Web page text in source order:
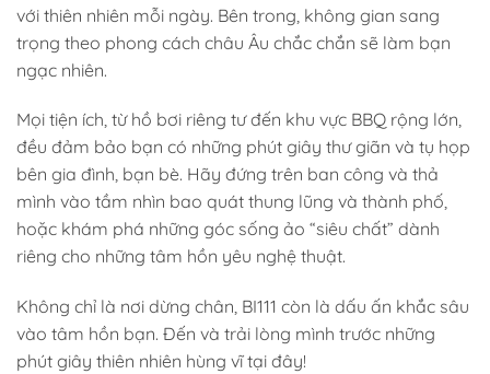
với thiên nhiên mỗi ngày. Bên trong, không gian sang
trọng theo phong cách châu Âu chắc chắn sẽ làm bạn
ngạc nhiên.
Mọi tiện ích, từ hồ bơi riêng tư đến khu vực BBQ rộng lớn,
đều đảm bảo bạn có những phút giây thư giãn và tụ họp
bên gia đình, bạn bè. Hãy đứng trên ban công và thả
mình vào tầm nhìn bao quát thung lũng và thành phố,
hoặc khám phá những góc sống ảo “siêu chất” dành
riêng cho những tâm hồn yêu nghệ thuật.
Không chỉ là nơi dừng chân, BI111 còn là dấu ấn khắc sâu
vào tâm hồn bạn. Đến và trải lòng mình trước những
phút giây thiên nhiên hùng vĩ tại đây!